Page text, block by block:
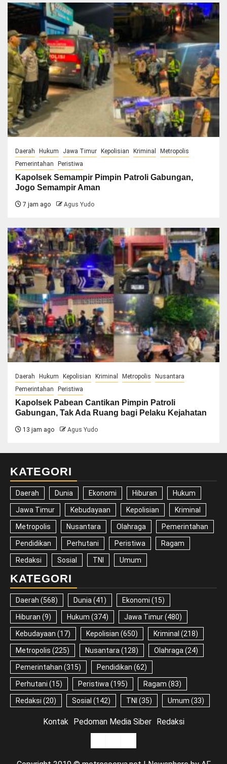
Daerah Hukum Jawa Timur Kepolisian Kriminal
Metropolis
Pemerintahan
Peristiwa
Kapolsek Semampir Pimpin Patroli Gabungan,
Jogo Semampir Aman
7 jam ago Agus Yudo
Daerah Hukum Kepolisian Kriminal Metropolis
Nusantara
Pemerintahan
Peristiwa
Kapolsek Pabean Cantikan Pimpin Patroli
Gabungan, Tak Ada Ruang bagi Pelaku Kejahatan
13 jam ago Agus Yudo
KATEGORI
Daerah Dunia Ekonomi Hiburan Hukum
Jawa Timur Kebudayaan Kepolisian Kriminal
Metropolis Nusantara Olahraga Pemerintahan
Pendidikan Perhutani Peristiwa Ragam
Redaksi Sosial TNI Umum
KATEGORI
Daerah (568) Dunia (41) Ekonomi (15)
Hiburan (9) Hukum (374) Jawa Timur(480)
Kebudayaan (17) Kepolisian (650) Kriminal (218)
Metropolis (225) Nusantara (128) Olahraga (24)
Pemerintahan (315) Pendidikan (62)
Perhutani (15) Peristiwa (195) Ragam (83)
Redaksi (20) Sosial (142) TNI (35) Umum (33)
Kontak Pedoman Media Siber Redaksi